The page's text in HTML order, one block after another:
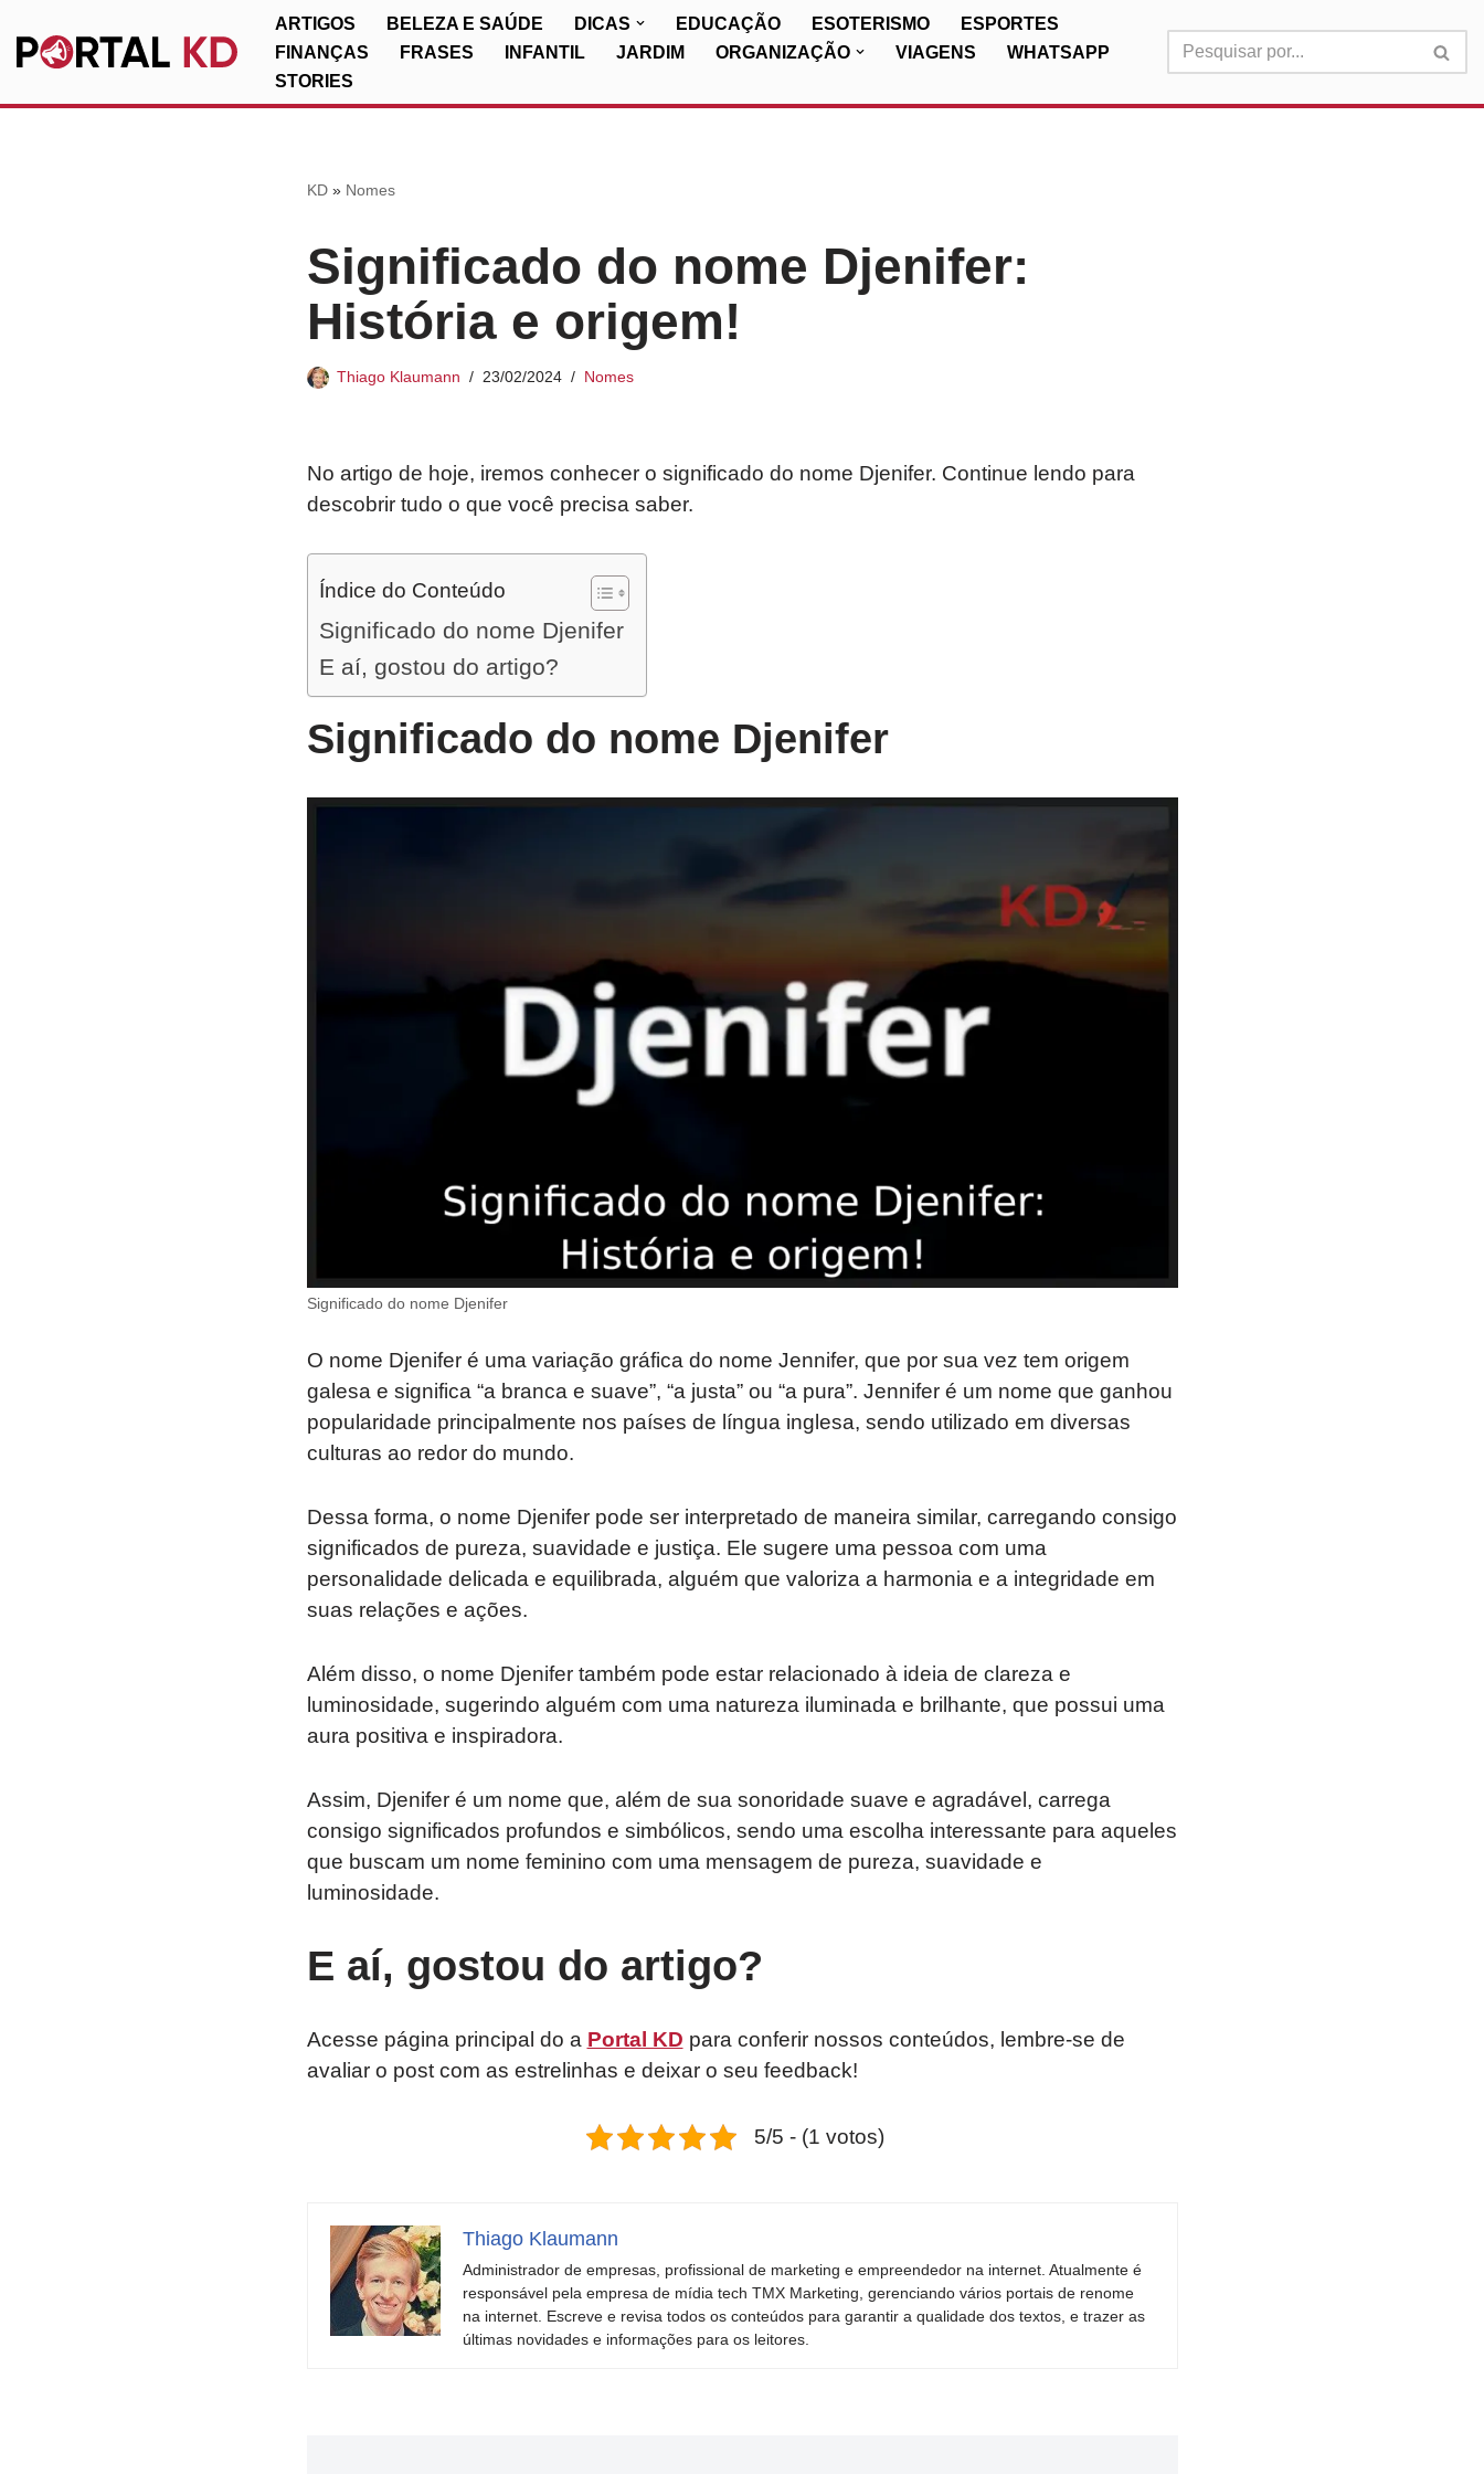
Pular
ARTIGOS BELEZA E SAÚDE DICAS EDUCAÇÃO ESOTERISMO
ESPORTES
FINANÇAS
FRASES INFANTIL JARDIM ORGANIZAÇÃO VIAGENS
WHATSAPP
STORIES
KD» Nomes
Significado do nome Djenifer:
História e origem!
Thiago Klaumann 23/02/2024 Nomes
No artigo de hoje, iremos conhecer o significado do nome Djenifer. Continue lendo para
descobrir tudo o que você precisa saber.
Índice do Conteúdo
Significado do nome Djenifer
E aí, gostou do artigo?
Significado do nome Djenifer
Significado do nome Djenifer
O nome Djenifer é uma variação gráfica do nome Jennifer, que por sua vez tem origem
galesa e significa “a branca e suave”, “a justa” ou “a pura”. Jennifer é um nome que ganhou
popularidade principalmente nos países de língua inglesa, sendo utilizado em diversas
culturas ao redor do mundo.
Dessa forma, o nome Djenifer pode ser interpretado de maneira similar, carregando consigo
significados de pureza, suavidade e justiça. Ele sugere uma pessoa com uma
personalidade delicada e equilibrada, alguém que valoriza a harmonia e a integridade em
suas relações e ações.
Além disso, o nome Djenifer também pode estar relacionado à ideia de clareza e
luminosidade, sugerindo alguém com uma natureza iluminada e brilhante, que possui uma
aura positiva e inspiradora.
Assim, Djenifer é um nome que, além de sua sonoridade suave e agradável, carrega
consigo significados profundos e simbólicos, sendo uma escolha interessante para aqueles
que buscam um nome feminino com uma mensagem de pureza, suavidade e
luminosidade.
E aí, gostou do artigo?
Acesse página principal do a Portal KD para conferir nossos conteúdos, lembre-se de
avaliar o post com as estrelinhas e deixar o seu feedback!
5/5 - (1 votos)
Thiago Klaumann
Administrador de empresas, profissional de marketing e empreendedor na internet. Atualmente é
responsável pela empresa de mídia tech TMX Marketing, gerenciando vários portais de renome
na internet. Escreve e revisa todos os conteúdos para garantir a qualidade dos textos, e trazer as
últimas novidades e informações para os leitores.